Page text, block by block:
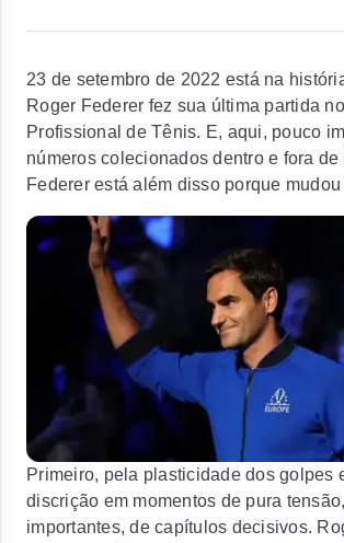
23 de setembro de 2022 está na
Roger Federer fez sua última partida
Profissional de Tênis. E, aqui, pouco
números colecionados dentro e fora
Federer está além disso porque
Primeiro, pela plasticidade dos golpes
discrição em momentos de pura
importantes, de capítulos decisivos.